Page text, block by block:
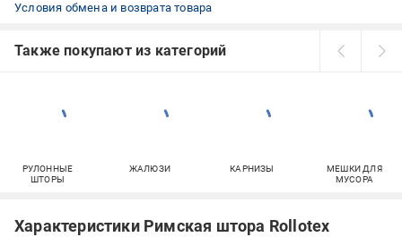
Условия обмена и возврата товара
Также покупают из категорий
РУЛОННЫЕ
ШТОРЫ
ЖАЛЮЗИ КАРНИЗЫ
МЕШКИ ДЛЯ
МУСОРА
Характеристики Римская штора Rollotex